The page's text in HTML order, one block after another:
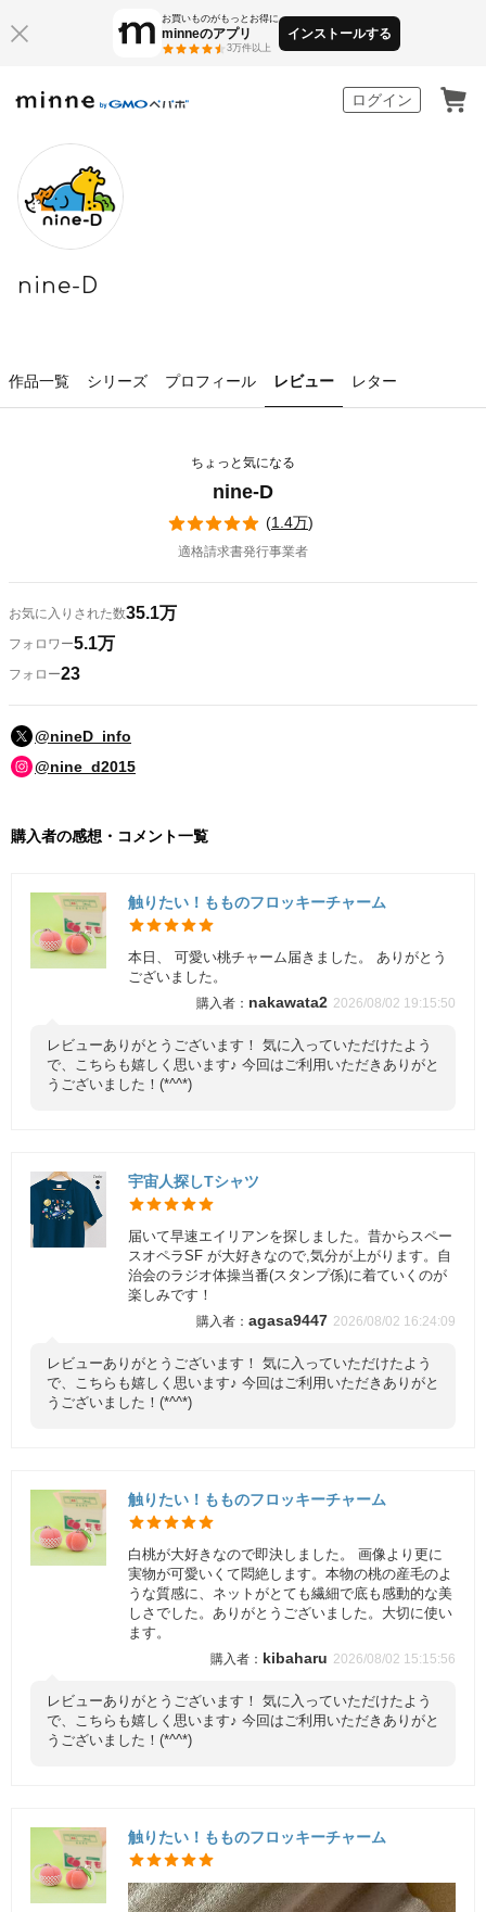
お買いものがもっとお得に
minneのアプリ
3万件以上
インストールする
ログイン
nine-D
作品一覧 シリーズ プロフィール レビュー レター
ちょっと気になる
nine-D
(1.4万)
適格請求書発行事業者
お気に入りされた数35.1万
フォロワー5.1万
フォロー23
@nineD_info
@nine_d2015
購入者の感想・コメント一覧
触りたい！もものフロッキーチャーム
本日、 可愛い桃チャーム届きました。 ありがとう
ございました。
nakawata2 2026/08/02 19:15:50
レビューありがとうございます！ 気に入っていただけたよう
で、こちらも嬉しく思います♪ 今回はご利用いただきありがと
うございました！(*^^*)
宇宙人探しTシャツ
届いて早速エイリアンを探しました。昔からスペー
スオペラSF が大好きなので,気分が上がります。自
治会のラジオ体操当番(スタンプ係)に着ていくのが
楽しみです！
agasa9447 2026/08/02 16:24:09
レビューありがとうございます！ 気に入っていただけたよう
で、こちらも嬉しく思います♪ 今回はご利用いただきありがと
うございました！(*^^*)
触りたい！もものフロッキーチャーム
白桃が大好きなので即決しました。 画像より更に
実物が可愛いくて悶絶します。本物の桃の産毛のよ
うな質感に、ネットがとても繊細で底も感動的な美
しさでした。ありがとうございました。大切に使い
ます。
kibaharu 2026/08/02 15:15:56
レビューありがとうございます！ 気に入っていただけたよう
で、こちらも嬉しく思います♪ 今回はご利用いただきありがと
うございました！(*^^*)
触りたい！もものフロッキーチャーム